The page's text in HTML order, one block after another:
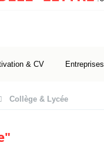
& CV Entreprises
Collège & Lycée